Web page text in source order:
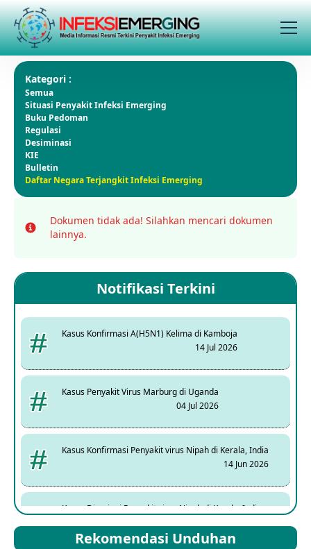
Kategori :
Semua
Situasi Penyakit Infeksi Emerging
Buku Pedoman
Regulasi
Desiminasi
KIE
Bulletin
Daftar Negara Terjangkit Infeksi Emerging
Info
Dokumen tidak ada! Silahkan mencari dokumen
lainnya.
Notifikasi Terkini
Kasus Konfirmasi A(H5N1) Kelima di Kamboja
14 Jul 2026
Kasus Penyakit Virus Marburg di Uganda
04 Jul 2026
Kasus Konfirmasi Penyakit virus Nipah di Kerala, India
14 Jun 2026
Kasus Dicurigai Penyakit virus Nipah di Kerala, India
Rekomendasi Unduhan